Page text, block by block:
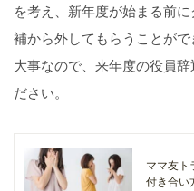
を考え、新年度が始まる前
補から外してもらうことが
大事なので、来年度の役員
ださい。
ママ友ト
付き合い